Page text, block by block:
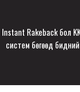
Instant Rakeback бол
систем бөгөөд